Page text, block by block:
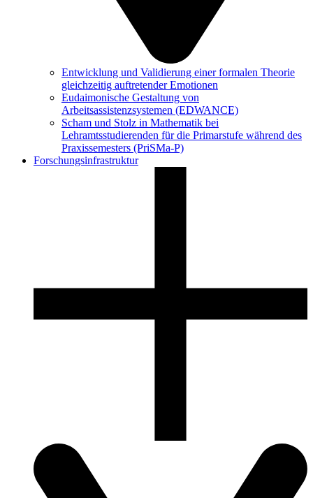
Entwicklung und Validierung einer formalen Theorie
gleichzeitig auftretender Emotionen
Eudaimonische Gestaltung von
Arbeitsassistenzsystemen (EDWANCE)
Scham und Stolz in Mathematik bei
Lehramtsstudierenden für die Primarstufe während des
Praxissemesters (PriSMa-P)
Forschungsinfrastruktur